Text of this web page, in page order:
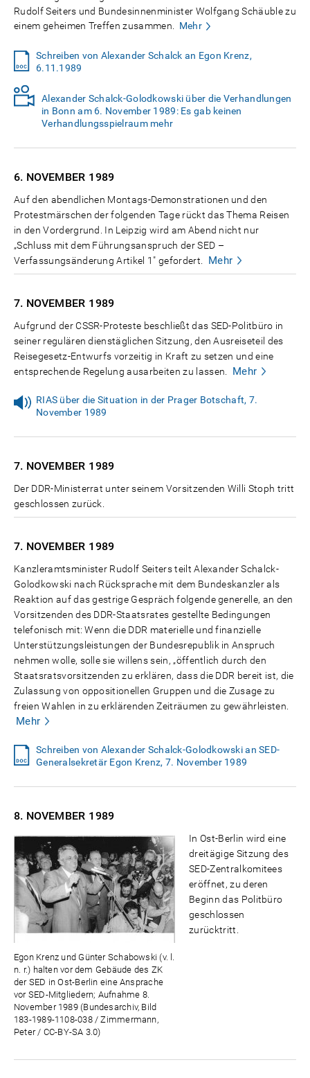
Rudolf Seiters und Bundesinnenminister Wolfgang Schäuble zu
einem geheimen Treffen zusammen.
Mehr
Schreiben von Alexander Schalck an Egon Krenz,
6.11.1989
Alexander Schalck-Golodkowski über die Verhandlungen
in Bonn am 6. November 1989: Es gab keinen
Verhandlungsspielraum mehr
6. NOVEMBER 1989
Auf den abendlichen Montags-Demonstrationen und den
Protestmärschen der folgenden Tage rückt das Thema Reisen
in den Vordergrund. In Leipzig wird am Abend nicht nur
„Schluss mit dem Führungsanspruch der SED –
Verfassungsänderung Artikel 1" gefordert.
Mehr
7. NOVEMBER 1989
Aufgrund der CSSR-Proteste beschließt das SED-Politbüro in
seiner regulären dienstäglichen Sitzung, den Ausreiseteil des
Reisegesetz-Entwurfs vorzeitig in Kraft zu setzen und eine
entsprechende Regelung ausarbeiten zu lassen.
Mehr
RIAS über die Situation in der Prager Botschaft, 7.
November 1989
7. NOVEMBER 1989
Der DDR-Ministerrat unter seinem Vorsitzenden Willi Stoph tritt
geschlossen zurück.
7. NOVEMBER 1989
Kanzleramtsminister Rudolf Seiters teilt Alexander Schalck-
Golodkowski nach Rücksprache mit dem Bundeskanzler als
Reaktion auf das gestrige Gespräch folgende generelle, an den
Vorsitzenden des DDR-Staatsrates gestellte Bedingungen
telefonisch mit: Wenn die DDR materielle und finanzielle
Unterstützungsleistungen der Bundesrepublik in Anspruch
nehmen wolle, solle sie willens sein, „öffentlich durch den
Staatsratsvorsitzenden zu erklären, dass die DDR bereit ist, die
Zulassung von oppositionellen Gruppen und die Zusage zu
freien Wahlen in zu erklärenden Zeiträumen zu gewährleisten.
Mehr
Schreiben von Alexander Schalck-Golodkowski an SED-
Generalsekretär Egon Krenz, 7. November 1989
8. NOVEMBER 1989
Egon Krenz und Günter Schabowski (v. l.
n. r.) halten vor dem Gebäude des ZK
der SED in Ost-Berlin eine Ansprache
vor SED-Mitgliedern; Aufnahme 8.
November 1989 (Bundesarchiv, Bild
183-1989-1108-038 / Zimmermann,
Peter / CC-BY-SA 3.0)
In Ost-Berlin wird eine
dreitägige Sitzung des
SED-Zentralkomitees
eröffnet, zu deren
Beginn das Politbüro
geschlossen
zurücktritt.